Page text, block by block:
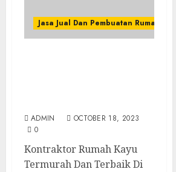
Jasa Jual Dan Pembuatan Rumah Kayu
ADMIN
OCTOBER 18, 2023
0
Kontraktor Rumah Kayu
Termurah Dan Terbaik Di